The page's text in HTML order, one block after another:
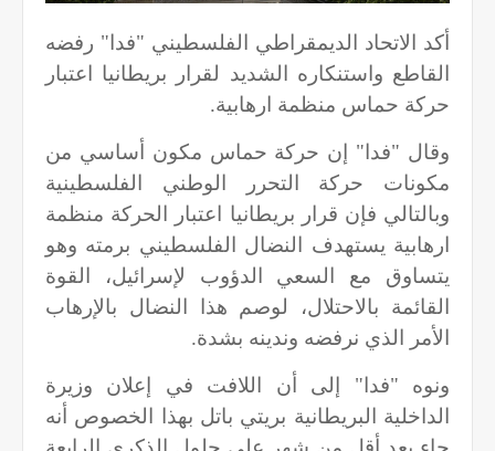
أكد الاتحاد الديمقراطي الفلسطيني "فدا" رفضه
القاطع واستنكاره الشديد لقرار بريطانيا اعتبار
حركة حماس منظمة ارهابية.
وقال "فدا" إن حركة حماس مكون أساسي من
مكونات حركة التحرر الوطني الفلسطينية
وبالتالي فإن قرار بريطانيا اعتبار الحركة منظمة
ارهابية يستهدف النضال الفلسطيني برمته وهو
يتساوق مع السعي الدؤوب لإسرائيل، القوة
القائمة بالاحتلال، لوصم هذا النضال بالإرهاب
الأمر الذي نرفضه وندينه بشدة.
ونوه "فدا" إلى أن اللافت في إعلان وزيرة
الداخلية البريطانية بريتي باتل بهذا الخصوص أنه